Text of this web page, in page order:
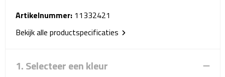
Toilettassen
Artikelnummer: 11332421
Bekijk alle productspecificaties
1. Selecteer een kleur